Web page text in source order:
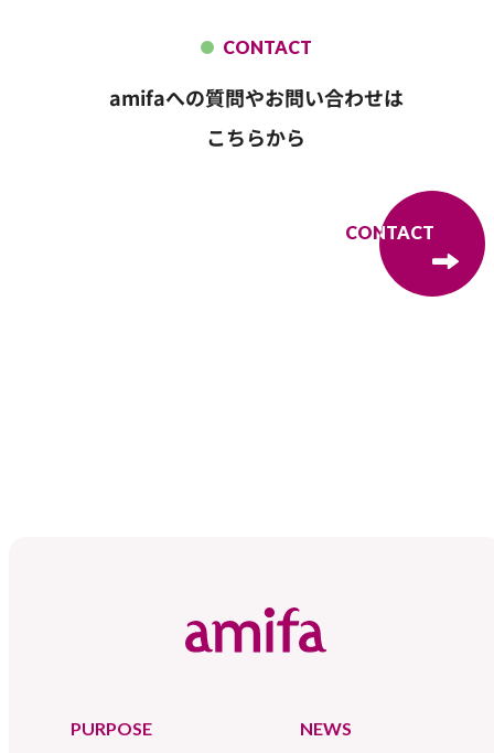
CONTACT
amifaへの質問やお問い合わせは
こちらから
CONTACT
CONTACT
PURPOSE NEWS